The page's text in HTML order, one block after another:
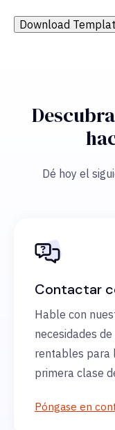
Download
Dé hoy el
Contactar
Hable con
necesidades
rentables para
primera clase
Póngase en